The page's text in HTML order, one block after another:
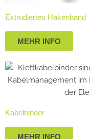
Extrudiertes Hakenband
MEHR INFO
Kabelbinder
MEHR INFO